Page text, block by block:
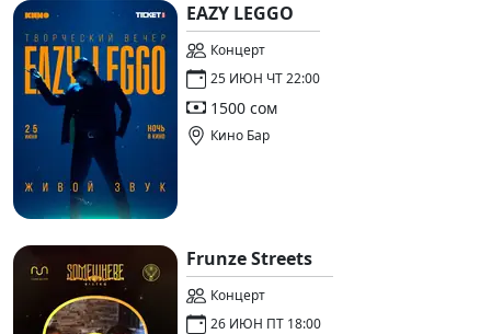
EAZY LEGGO
Концерт
25 ИЮН ЧТ 22:00
1500 сом
Кино Бар
Frunze Streets
Концерт
26 ИЮН ПТ 18:00